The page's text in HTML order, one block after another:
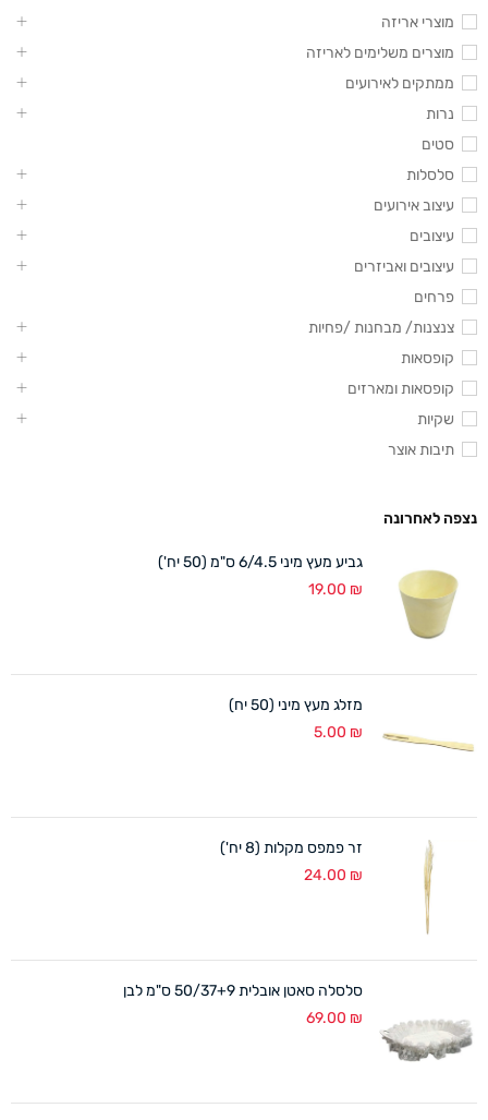
מוצרי אריזה
מוצרים משלימים לאריזה
ממתקים לאירועים
נרות
סטים
סלסלות
עיצוב אירועים
עיצובים
עיצובים ואביזרים
פרחים
צנצנות/ מבחנות /פחיות
קופסאות
קופסאות ומארזים
שקיות
תיבות אוצר
נצפה לאחרונה
גביע מעץ מיני 6/4.5 ס"מ (50 יח')
19.00 ₪
מזלג מעץ מיני (50 יח)
5.00 ₪
זר פמפס מקלות (8 יח')
24.00 ₪
סלסלה סאטן אובלית 50/37+9 ס"מ לבן
69.00 ₪